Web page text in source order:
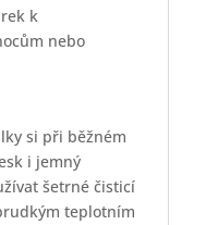
k
nebo
si při běžném
i jemný
šetrné čisticí
teplotním